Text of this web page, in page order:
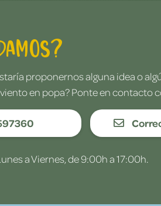
proponernos alguna idea o
en popa? Ponte en contacto
a Viernes, de 9:00h a 17:00h.